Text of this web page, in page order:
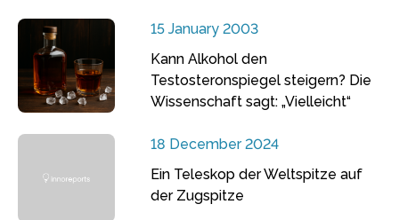
15 January 2003
Kann Alkohol den
Testosteronspiegel steigern? Die
Wissenschaft sagt: „Vielleicht“
18 December 2024
Ein Teleskop der Weltspitze auf
der Zugspitze